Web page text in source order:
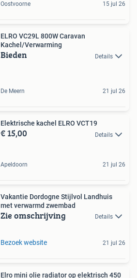
Oostvoorne 15 jul 26
ELRO VC29L 800W Caravan
Kachel/Verwarming
Bieden Details
De Meern 21 jul 26
Elektrische kachel ELRO VCT19
€ 15,00 Details
Apeldoorn 21 jul 26
Vakantie Dordogne Stijlvol Landhuis
met verwarmd zwembad
Zie omschrijving Details
Bezoek website 21 jul 26
Elro mini olie radiator op elektrisch 450